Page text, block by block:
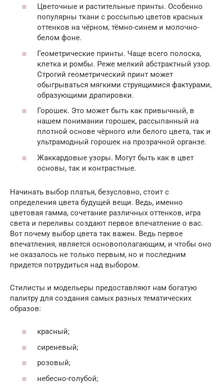
Цветочные и растительные принты. Особенно
популярны ткани с россыпью цветов красных
оттенков на чёрном, тёмно-синем и молочно-
белом фоне.
Геометрические принты. Чаще всего полоска,
клетка и ромбы. Реже мелкий абстрактный узор.
Строгий геометрический принт может
обыгрываться мягкими струящимися фактурами,
образующими драпировки.
Горошек. Это может быть как привычный, в
нашем понимании горошек, рассыпанный на
плотной основе чёрного или белого цвета, так и
ультрамодный горошек на прозрачной органзе.
Жаккардовые узоры. Могут быть как в цвет
основы, так и контрастные.
Начинать выбор платья, безусловно, стоит с
определения цвета будущей вещи. Ведь, именно
цветовая гамма, сочетание различных оттенков, игра
света и переливы создают первое впечатление о вас.
Вот почему выбор цвета так важен. Ведь первое
впечатления, является основополагающим, и чтобы оно
не оказалось не только первым, но и последним
придется потрудиться над выбором.
Стилисты и модельеры предоставляют нам богатую
палитру для создания самых разных тематических
образов:
красный;
сиреневый;
розовый;
небесно-голубой;